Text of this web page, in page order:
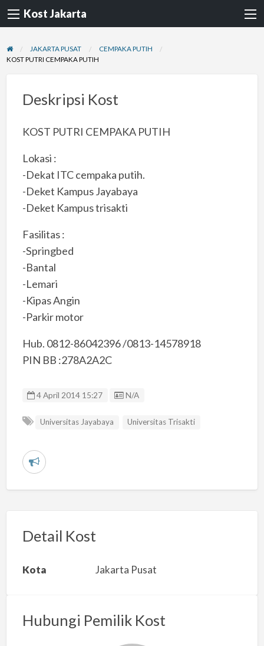
Kost Jakarta
JAKARTA PUSAT
CEMPAKA PUTIH
KOST PUTRI CEMPAKA PUTIH
Deskripsi Kost
KOST PUTRI CEMPAKA PUTIH
Lokasi :
-Dekat ITC cempaka putih.
-Deket Kampus Jayabaya
-Deket Kampus trisakti
Fasilitas :
-Springbed
-Bantal
-Lemari
-Kipas Angin
-Parkir motor
Hub. 0812-86042396 /0813-14578918
PIN BB :278A2A2C
4 April 2014 15:27 Listing ID
N/A
Universitas Jayabaya Universitas Trisakti
L
r
a
s
Detail Kost
Kota Jakarta Pusat
Hubungi Pemilik Kost